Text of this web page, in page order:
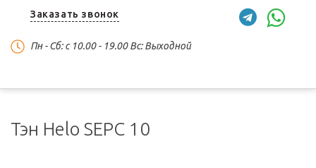
Заказать звонок
Пн - Сб: c 10.00 - 19.00 Вс: Выходной
Тэн Helo SEPC 10